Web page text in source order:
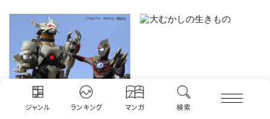
ジャンル ランキング マンガ 検索
『ウルトラマンＸ』『オー
2020.06.27